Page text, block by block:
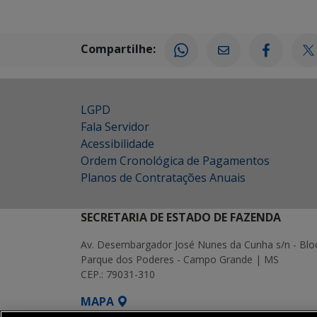
Compartilhe:
LGPD
Fala Servidor
Acessibilidade
Ordem Cronológica de Pagamentos
Planos de Contratações Anuais
SECRETARIA DE ESTADO DE FAZENDA
Av. Desembargador José Nunes da Cunha s/n -
Parque dos Poderes - Campo Grande | MS
CEP.: 79031-310
MAPA